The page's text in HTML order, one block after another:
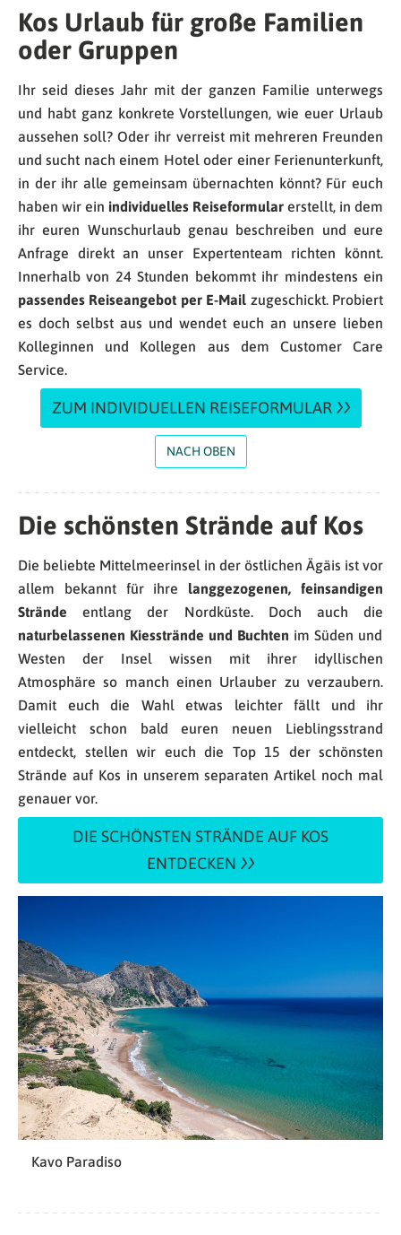
Kos Urlaub für große Familien
oder Gruppen
Ihr seid dieses Jahr mit der ganzen Familie unterwegs
und habt ganz konkrete Vorstellungen, wie euer Urlaub
aussehen soll? Oder ihr verreist mit mehreren Freunden
und sucht nach einem Hotel oder einer Ferienunterkunft,
in der ihr alle gemeinsam übernachten könnt? Für euch
haben wir ein individuelles Reiseformular erstellt, in dem
ihr euren Wunschurlaub genau beschreiben und eure
Anfrage direkt an unser Expertenteam richten könnt.
Innerhalb von 24 Stunden bekommt ihr mindestens ein
passendes Reiseangebot per E-Mail zugeschickt. Probiert
es doch selbst aus und wendet euch an unsere lieben
Kolleginnen und Kollegen aus dem Customer Care
Service.
ZUM INDIVIDUELLEN REISEFORMULAR
NACH OBEN
Die schönsten Strände auf Kos
Die beliebte Mittelmeerinsel in der östlichen Ägäis ist vor
allem bekannt für ihre langgezogenen, feinsandigen
Strände entlang der Nordküste. Doch auch die
naturbelassenen Kiesstrände und Buchten im Süden und
Westen der Insel wissen mit ihrer idyllischen
Atmosphäre so manch einen Urlauber zu verzaubern.
Damit euch die Wahl etwas leichter fällt und ihr
vielleicht schon bald euren neuen Lieblingsstrand
entdeckt, stellen wir euch die Top 15 der schönsten
Strände auf Kos in unserem separaten Artikel noch mal
genauer vor.
DIE SCHÖNSTEN STRÄNDE AUF KOS
ENTDECKEN
Kavo Paradiso